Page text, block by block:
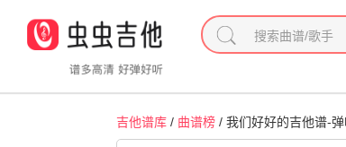
吉他谱库/ 曲谱榜/ 我们好好的吉他谱-